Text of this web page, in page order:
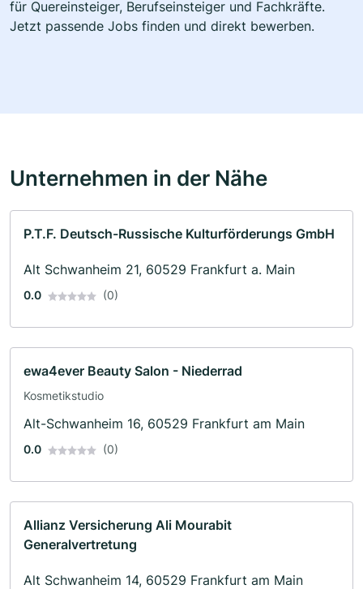
für Quereinsteiger, Berufseinsteiger und Fachkräfte.
Jetzt passende Jobs finden und direkt bewerben.
Unternehmen in der Nähe
P.T.F. Deutsch-Russische Kulturförderungs GmbH
Alt Schwanheim 21, 60529 Frankfurt a. Main
0.0 (0)
ewa4ever Beauty Salon - Niederrad
Kosmetikstudio
Alt-Schwanheim 16, 60529 Frankfurt am Main
0.0 (0)
Allianz Versicherung Ali Mourabit
Generalvertretung
Alt Schwanheim 14, 60529 Frankfurt am Main